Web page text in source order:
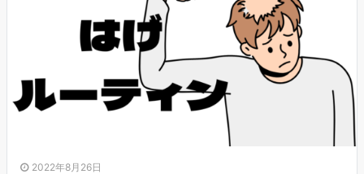
2022年8月26日